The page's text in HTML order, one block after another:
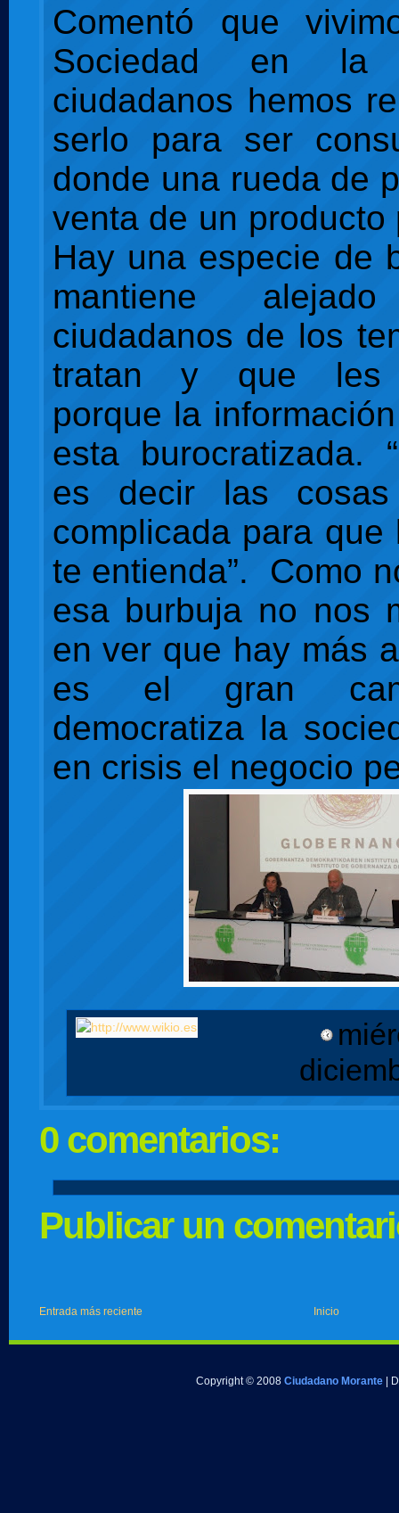
Comentó que
Sociedad en
ciudadanos hemos
serlo para ser
donde una rueda de
venta de un producto
Hay una especie de
mantiene
ciudadanos de los
tratan y que les
porque la
esta burocratizada.
es decir las
complicada para que
te entienda”. Como
esa burbuja no nos
en ver que hay más
es el gran
democratiza la
en crisis el negocio
0 comentarios:
Publicar un
Entrada más reciente Inicio
Copyright © 2008 Ciudadano Morante |